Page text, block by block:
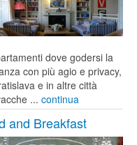
dove godersi la
con più agio e privacy,
e in altre città
... continua
and Breakfast